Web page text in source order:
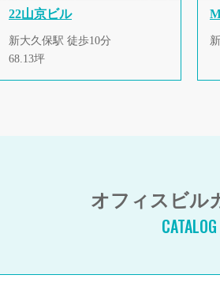
22山京ビル
新大久保駅 徒歩10分
68.13坪
オフィスビル
CATALOG